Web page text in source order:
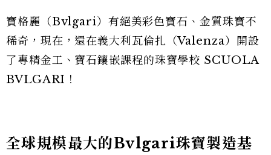
寶格麗（Bvlgari）有絕美彩色寶石、金質珠寶不
稀奇，現在，還在義大利瓦倫扎（Valenza）開設
了專精金工、寶石鑲嵌課程的珠寶學校 SCUOLA
BVLGARI！
全球規模最大的Bvlgari珠寶製造基